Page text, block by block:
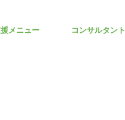
メニュー コンサルタント